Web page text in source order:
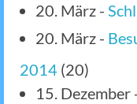
20. März -
20. März -
2014 (20)
15. Dezember